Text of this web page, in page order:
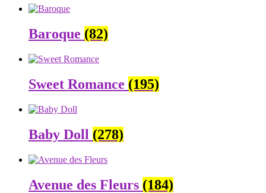
Baroque (82)
Sweet Romance (195)
Baby Doll (278)
Avenue des Fleurs (184)